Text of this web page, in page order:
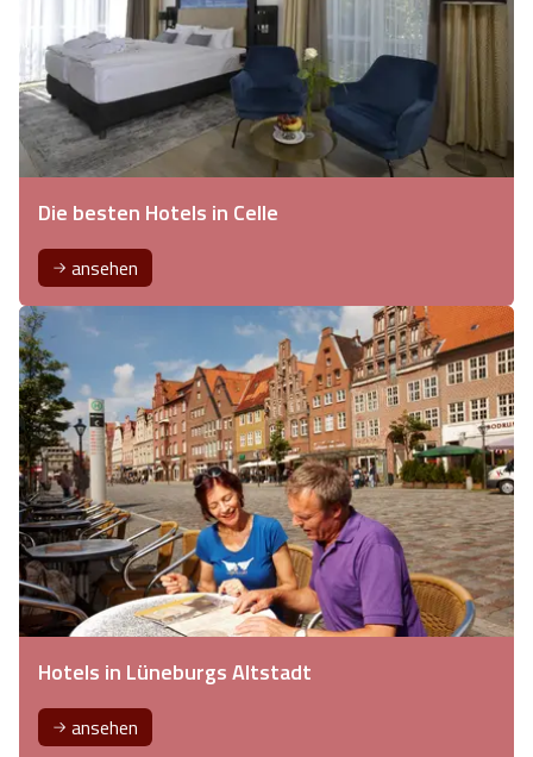
Die besten Hotels in Celle
ansehen
Hotels in Lüneburgs Altstadt
ansehen